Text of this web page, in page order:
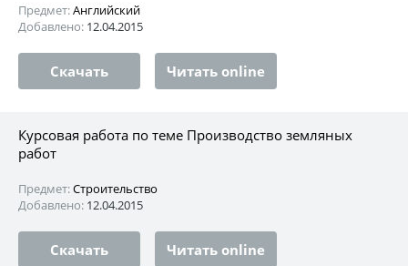
Предмет:Английский
Добавлено: 12.04.2015
Скачать Читать online
Курсовая работа по теме Производство земляных
работ
Предмет:Строительство
Добавлено: 12.04.2015
Скачать Читать online